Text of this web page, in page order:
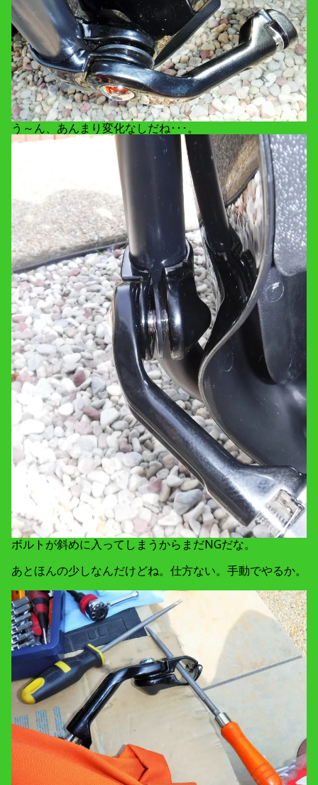
う～ん、あんまり変化なしだね･･･。
ボルトが斜めに入ってしまうからまだNGだな。
あとほんの少しなんだけどね。仕方ない。手動でやるか。